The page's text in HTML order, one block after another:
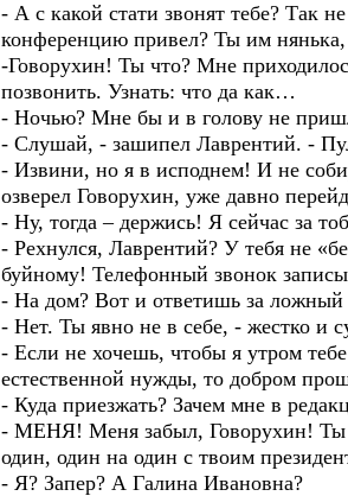
- А с какой стати звонят тебе? Так
конференцию привел? Ты им
-Говорухин! Ты что? Мне
позвонить. Узнать: что да как…
- Ночью? Мне бы и в голову не
- Слушай, - зашипел Лаврентий. -
- Извини, но я в исподнем! И не
озверел Говорухин, уже давно
- Ну, тогда – держись! Я сейчас за
- Рехнулся, Лаврентий? У тебя не
буйному! Телефонный звонок
- На дом? Вот и ответишь за
- Нет. Ты явно не в себе, - жестко и
- Если не хочешь, чтобы я утром
естественной нужды, то добром
- Куда приезжать? Зачем мне в
- МЕНЯ! Меня забыл, Говорухин! Ты
один, один на один с твоим
- Я? Запер? А Галина Ивановна?